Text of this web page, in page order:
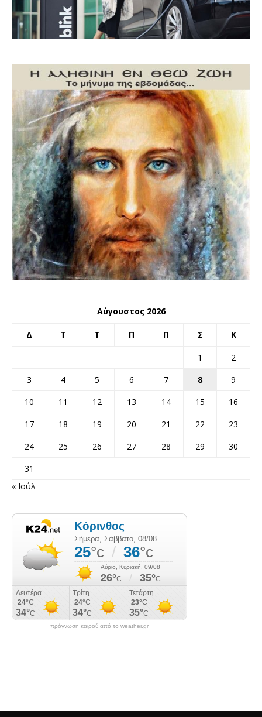
Αύγουστος 2026
Δ Τ Τ Π Π Σ Κ
1
2
3
4 5 6 7 8
9
10
11 12 13 14 15
16
17
18 19 20 21 22
23
24
25 26 27 28 29
30
31
« Ιούλ
πρόγνωση καιρού από το weather.gr